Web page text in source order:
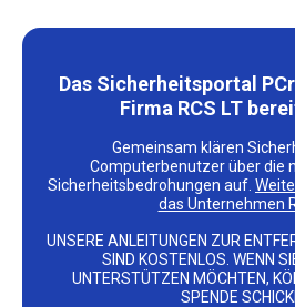
Das Sicherheitsportal
Firma RCS LT
Gemeinsam klären
Computerbenutzer über die
Sicherheitsbedrohungen auf.
das Unternehmen
UNSERE ANLEITUNGEN ZUR
SIND KOSTENLOS. WENN
UNTERSTÜTZEN MÖCHTEN,
SPENDE